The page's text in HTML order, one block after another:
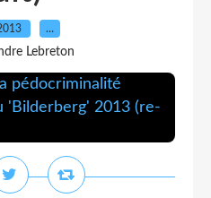
…
Lebreton